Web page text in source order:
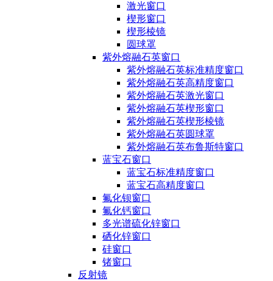
激光窗口
楔形窗口
楔形棱镜
圆球罩
紫外熔融石英窗口
紫外熔融石英标准精度窗口
紫外熔融石英高精度窗口
紫外熔融石英激光窗口
紫外熔融石英楔形窗口
紫外熔融石英楔形棱镜
紫外熔融石英圆球罩
紫外熔融石英布鲁斯特窗口
蓝宝石窗口
蓝宝石标准精度窗口
蓝宝石高精度窗口
氟化钡窗口
氟化钙窗口
多光谱硫化锌窗口
硒化锌窗口
硅窗口
锗窗口
反射镜